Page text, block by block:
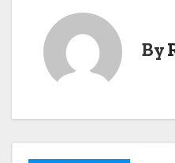
c
By